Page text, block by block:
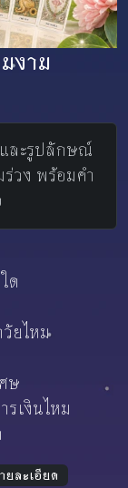
งาม
ละรูปลักษณ์
วง พร้อมคำ
ด
ยไหม
ษ
รเงินไหม
ยละเอียด